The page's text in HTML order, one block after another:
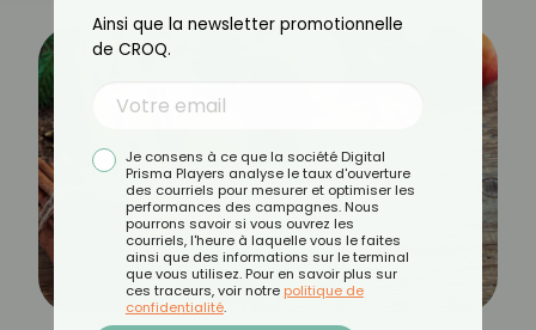
Ainsi que la newsletter promotionnelle
de CROQ.
Je consens à ce que la société Digital
Prisma Players analyse le taux d'ouverture
des courriels pour mesurer et optimiser les
performances des campagnes. Nous
pourrons savoir si vous ouvrez les
courriels, l'heure à laquelle vous le faites
ainsi que des informations sur le terminal
que vous utilisez. Pour en savoir plus sur
ces traceurs, voir notre politique de
confidentialité.